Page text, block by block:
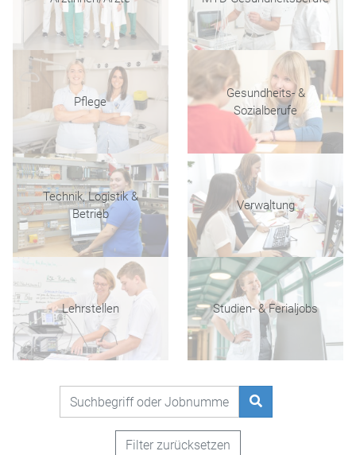
Pflege
Gesundheits- &
Sozialberufe
Technik, Logistik &
Betrieb
Verwaltung
Lehrstellen Studien- & Ferialjobs
Suchbegriff oder Jobnummer
Stellen
finden
Filter zurücksetzen